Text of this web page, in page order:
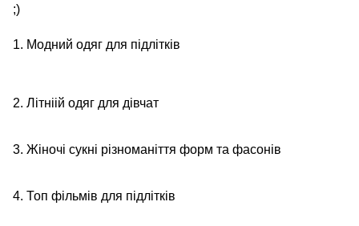
;)
1. Модний одяг для підлітків
2. Літніій одяг для дівчат
3. Жіночі сукні різноманіття форм та фасонів
4. Топ фільмів для підлітків